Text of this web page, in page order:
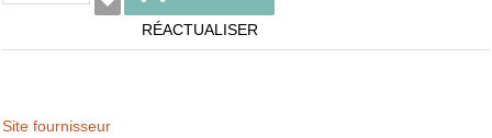
RÉACTUALISER
Site fournisseur